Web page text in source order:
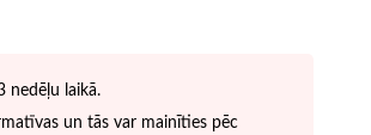
nedēļu laikā.
un tās var mainīties pēc